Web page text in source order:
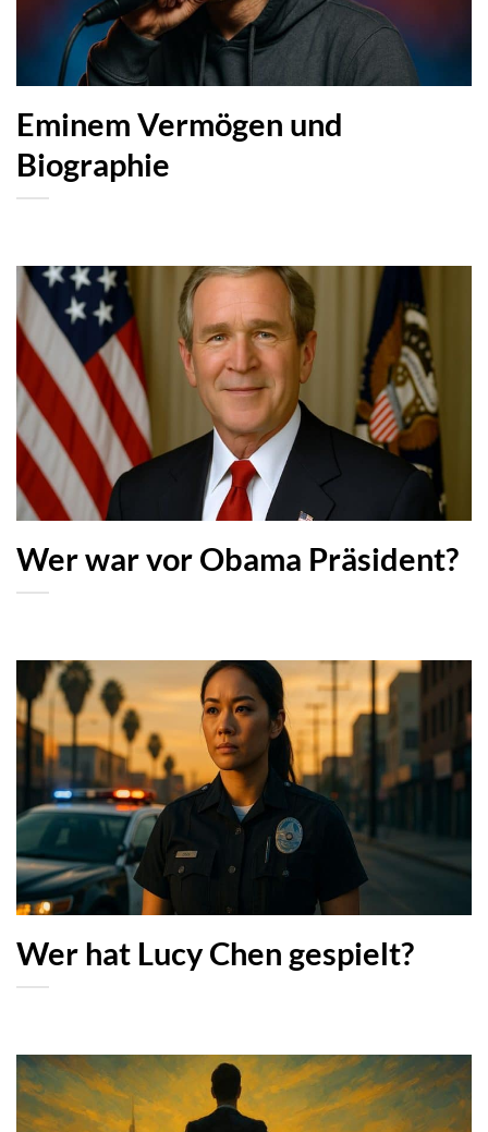
Eminem Vermögen und
Biographie
Wer war vor Obama Präsident?
Wer hat Lucy Chen gespielt?